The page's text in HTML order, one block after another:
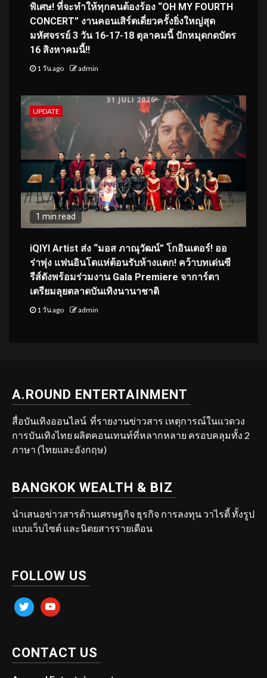
พิเศษ! ที่จะทำให้ทุกคนต้องร้อง “OH MY FOURTH
CONCERT” งานคอนเสิร์ตเดี่ยวครั้งยิ่งใหญ่สุด
มหัศจรรย์ 3 วัน 16-17-18 ตุลาคมนี้ ปักหมุดกดบัตร
16 สิงหาคมนี้!!
1 วัน ago admin
UPDATE
1 min read
iQIYI Artist ส่ง “มอส ภาณุวัฒน์” โกอินเตอร์! ออ
ร่าพุ่ง แฟนอินโดแห่ต้อนรับห้างแตก! คว้าบทเด่นซี
รีส์ดังพร้อมร่วมงาน Gala Premiere จาการ์ตา
เตรียมลุยตลาดบันเทิงนานาชาติ
1 วัน ago admin
A.ROUND ENTERTAINMENT
สื่อบันเทิงออนไลน์ ที่รายงานข่าวสาร เหตุการณ์ในแวดวง
การบันเทิงไทย ผลิตคอนเทนท์ที่หลากหลาย ครอบคลุมทั้ง 2
ภาษา (ไทยและอังกฤษ)
BANGKOK WEALTH & BIZ
นำเสนอข่าวสารด้านเศรษฐกิจ ธุรกิจ การลงทุน วาไรตี้ ทั้งรูป
แบบเว็บไซต์ และนิตยสารรายเดือน
FOLLOW US
twitter youtube
CONTACT US